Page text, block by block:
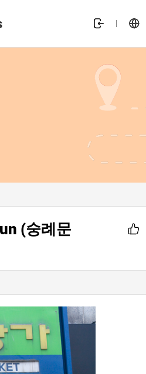
(숭례문